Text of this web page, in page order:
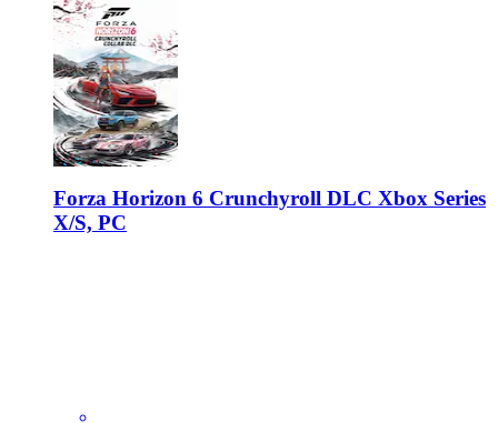
Forza Horizon 6 Crunchyroll DLC Xbox Series
X/S, PC